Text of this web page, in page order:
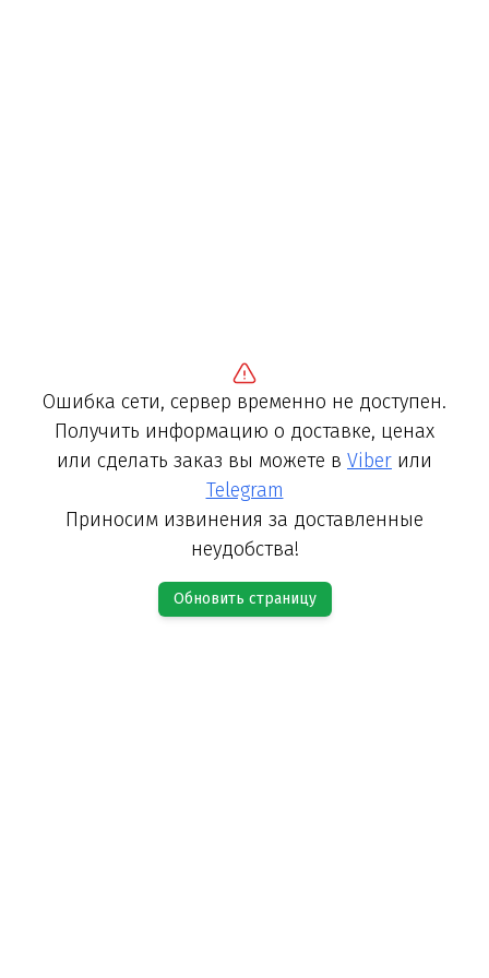
Ошибка сети, сервер временно не доступен.
Получить информацию о доставке, ценах
или сделать заказ вы можете в Viber или
Telegram
Приносим извинения за доставленные
неудобства!
Обновить страницу